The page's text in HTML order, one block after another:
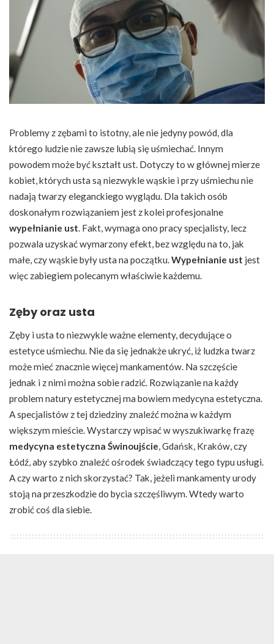
Problemy z zębami to istotny, ale nie jedyny powód, dla
którego ludzie nie zawsze lubią się uśmiechać. Innym
powodem może być kształt ust. Dotyczy to w głównej mierze
kobiet, których usta są niezwykle wąskie i przy uśmiechu nie
nadają twarzy eleganckiego wyglądu. Dla takich osób
doskonałym rozwiązaniem jest z kolei profesjonalne
wypełnianie ust . Fakt, wymaga ono pracy specjalisty, lecz
pozwala uzyskać wymarzony efekt, bez względu na to, jak
małe, czy wąskie były usta na początku. Wypełnianie ust jest
więc zabiegiem polecanym właściwie każdemu.
Zęby oraz usta
Zęby i usta to niezwykle ważne elementy, decydujące o
estetyce uśmiechu. Nie da się jednakże ukryć, iż ludzka twarz
może mieć znacznie więcej mankamentów. Na szczęście
jednak i z nimi można sobie radzić. Rozwiązanie na każdy
problem natury estetycznej ma bowiem medycyna estetyczna.
A specjalistów z tej dziedziny znaleźć można w każdym
większym mieście. Wystarczy wpisać w wyszukiwarkę frazę
medycyna estetyczna Świnoujście, Gdańsk, Kraków, czy
Łódź, aby szybko znaleźć ośrodek świadczący tego typu usługi.
A czy warto z nich skorzystać? Tak, jeżeli mankamenty urody
stoją na przeszkodzie do bycia szczęśliwym. Wtedy warto
zrobić coś dla siebie.